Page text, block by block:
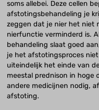
soms allebei. Deze cellen
afstotingsbehandeling je
zeggen dat je nier het niet
nierfunctie verminderd is.
behandeling slaat goed
je het afstotingsproces
uiteindelijk het einde van
meestal prednison in hoge
andere medicijnen nodig,
afstoting.